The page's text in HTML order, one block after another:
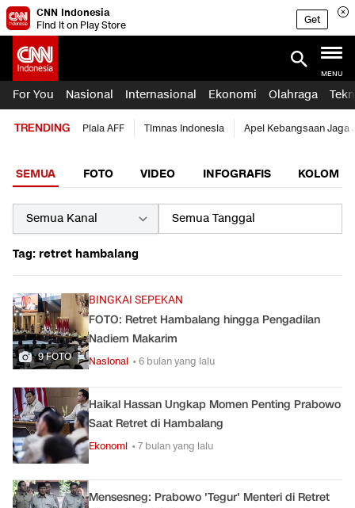
CNN Indonesia
Find it on Play Store
Get
MENU
For You Nasional Internasional Ekonomi Olahraga
TRENDING Piala AFF Timnas Indonesia Apel Kebangsaan Jaga
SEMUA FOTO VIDEO INFOGRAFIS KOLOM
Tag: retret hambalang
9 FOTO
BINGKAI SEPEKAN
FOTO: Retret Hambalang hingga Pengadilan
Nadiem Makarim
Nasional • 6 bulan yang lalu
Haikal Hassan Ungkap Momen Penting Prabowo
Saat Retret di Hambalang
Ekonomi • 7 bulan yang lalu
Mensesneg: Prabowo 'Tegur' Menteri di Retret